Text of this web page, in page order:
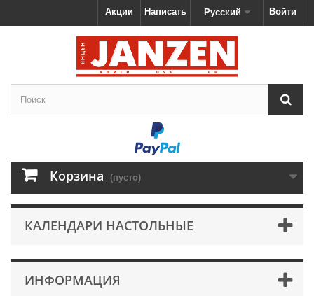
Войти
Русский
Написать
Акции
Корзина (пусто)
КАЛЕНДАРИ НАСТОЛЬНЫЕ
ИНФОРМАЦИЯ